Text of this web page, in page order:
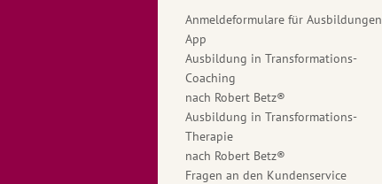
Anmeldeformulare für Ausbildungen
App
Ausbildung in Transformations-
Coaching
nach Robert Betz®
Ausbildung in Transformations-
Therapie
nach Robert Betz®
Fragen an den Kundenservice